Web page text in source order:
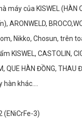
của KISWEL (HÀN
ARONWELD,
Nikko, Chosun, trên
KISWEL, CASTOLIN,
QUE HÀN ĐỒNG, THAU
hàn khác….
(ENiCrFe-3)